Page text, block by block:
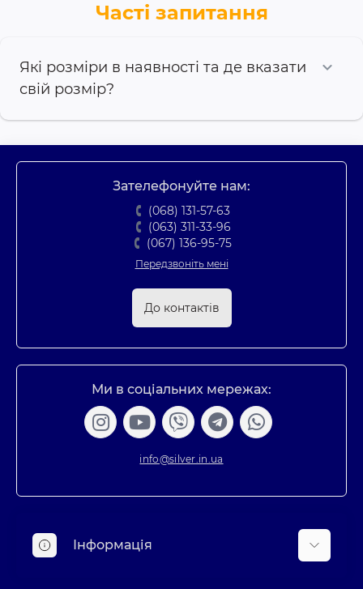
Часті запитання
Які розміри в наявності та де вказати
свій розмір?
Зателефонуйте нам:
(068) 131-57-63
(063) 311-33-96
(067) 136-95-75
Передзвоніть мені
До контактів
Ми в соціальних мережах:
info@silver.in.ua
Інформація